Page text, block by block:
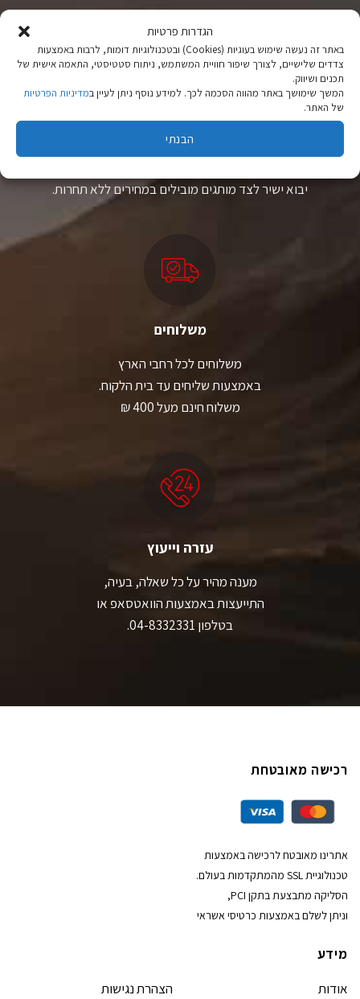
הגדרות פרטיות
באתר זה נעשה שימוש בעוגיות (Cookies) ובטכנולוגיות דומות, לרבות באמצעות
צדדים שלישיים, לצורך שיפור חוויית המשתמש, ניתוח סטטיסטי, התאמה אישית של
תכנים ושיווק.
המשך שימושך באתר מהווה הסכמה לכך. למידע נוסף ניתן לעיין במדיניות הפרטיות
של האתר.
הבנתי
ניתן
את
האפשרויות
בעמוד
המוצר
ניתן
לבחור
את
האפשרויות
המוצר
ציוד טיולים
מהיבואן לצרכן
יבוא ישיר לצד מותגים מובילים במחירים ללא תחרות.
משלוחים
משלוחים לכל רחבי הארץ
באמצעות שליחים עד בית הלקוח.
משלוח חינם מעל 400 ₪
עזרה וייעוץ
מענה מהיר על כל שאלה, בעיה,
התייעצות באמצעות הוואטסאפ או
בטלפון 04-8332331.
רכישה מאובטחת
אתרינו מאובטח לרכישה באמצעות
טכנולוגיית SSL מהמתקדמות בעולם.
הסליקה מתבצעת בתקן PCI,
וניתן לשלם באמצעות כרטיסי אשראי
מידע
אודות
הצהרת נגישות